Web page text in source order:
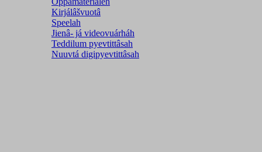
Kirjálâšvuotâ
Speelah
Jienâ- já videovuárháh
Teddilum pyevtittâsah
Nuuvtá digipyevtittâsah